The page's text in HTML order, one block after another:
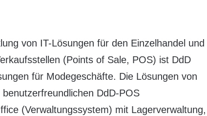
von IT-Lösungen für den Einzelhandel und
(Points of Sale, POS) ist DdD
für Modegeschäfte. Die Lösungen von
DdD-POS
(Verwaltungssystem) mit Lagerverwaltung,